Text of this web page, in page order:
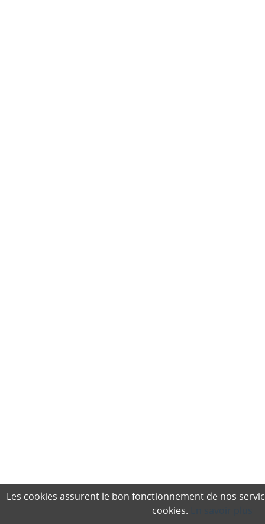
Les cookies assurent le bon fonctionnement de nos
cookies.